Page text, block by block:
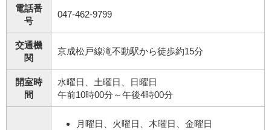
電話番
号
047-462-9799
交通機
関
京成松戸線滝不動駅から徒歩約15分
開室時
間
水曜日、土曜日、日曜日
午前10時00分～午後4時00分
月曜日、火曜日、木曜日、金曜日